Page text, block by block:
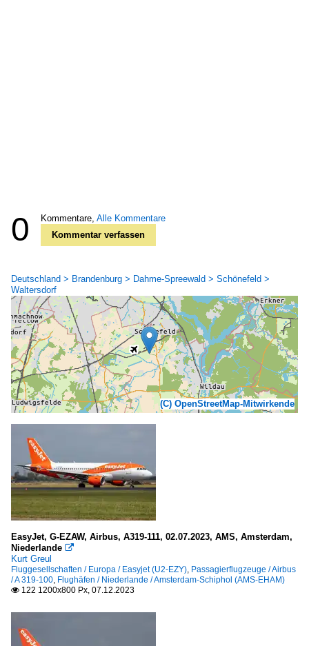
0 Kommentare, Alle Kommentare
Kommentar verfassen
Deutschland > Brandenburg > Dahme-Spreewald > Schönefeld >
Waltersdorf
(C) OpenStreetMap-Mitwirkende
EasyJet, G-EZAW, Airbus, A319-111, 02.07.2023, AMS, Amsterdam,
Niederlande 
Kurt Greul
Fluggesellschaften / Europa / Easyjet (U2-EZY) Passagierflugzeuge / Airbus
/ A 319-100 Flughäfen / Niederlande / Amsterdam-Schiphol (AMS-EHAM)
 122 1200x800 Px, 07.12.2023